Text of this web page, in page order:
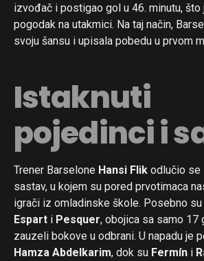
izvođač i postigao gol u 46. minutu, što
pogodak na utakmici. Na taj način,
svoju šansu i upisala pobedu u prvom
Istaknuti
pojedinci i
Trener Barselone Hansi Flik odlučio se
sastav, u kojem su pored prvotimaca
igrači iz omladinske škole. Posebno
Espart i Pesquer, obojica sa samo 17
zauzeli bokove u odbrani. U napadu je
Hamza Abdelkarim, dok su Fermín i